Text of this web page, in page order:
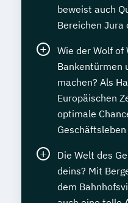
beweist auch
Bereichen
Wie der Wolf of
Bankentürmen
machen? Als
Europäischen
optimale
Geschäftsleben
Die Welt des
deins? Mit
dem